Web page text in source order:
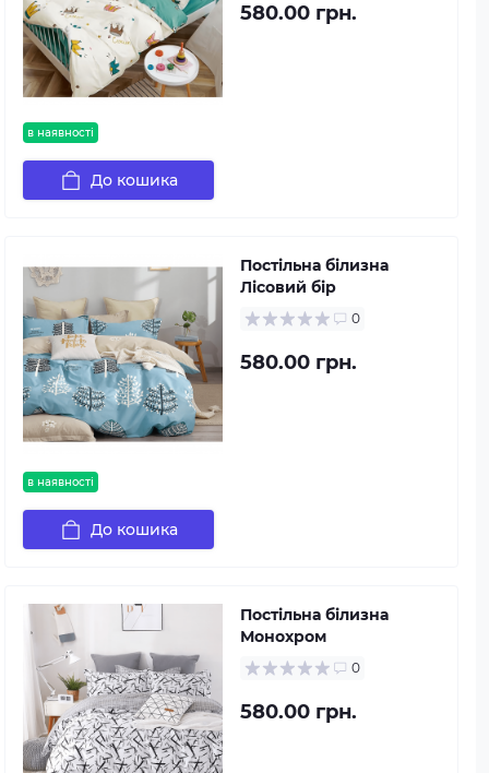
в наявності
580.00 грн.
До кошика
в наявності
Постільна білизна
Лісовий бір
0
580.00 грн.
До кошика
Постільна білизна
Монохром
0
580.00 грн.